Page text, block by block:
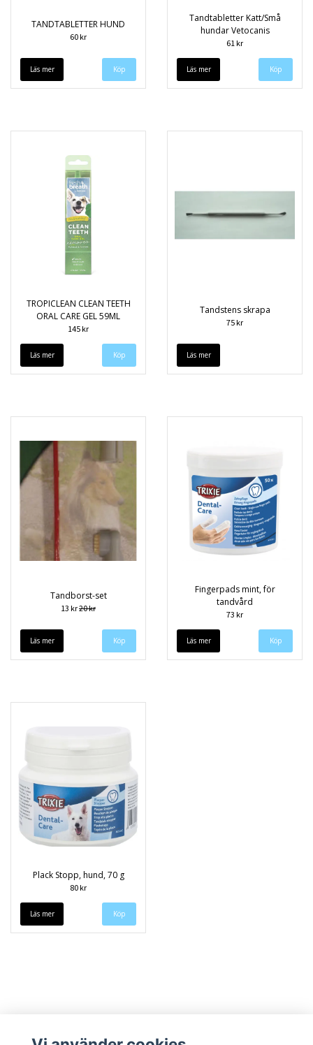
TANDTABLETTER HUND
60 kr
Läs mer
Tandtabletter Katt/Små
hundar Vetocanis
61 kr
Läs mer
TROPICLEAN CLEAN TEETH
ORAL CARE GEL 59ML
145 kr
Läs mer
Tandstens skrapa
75 kr
Läs mer
Tandborst-set
13 kr20 kr
Läs mer
Fingerpads mint, för
tandvård
73 kr
Läs mer
Plack Stopp, hund, 70 g
80 kr
Läs mer